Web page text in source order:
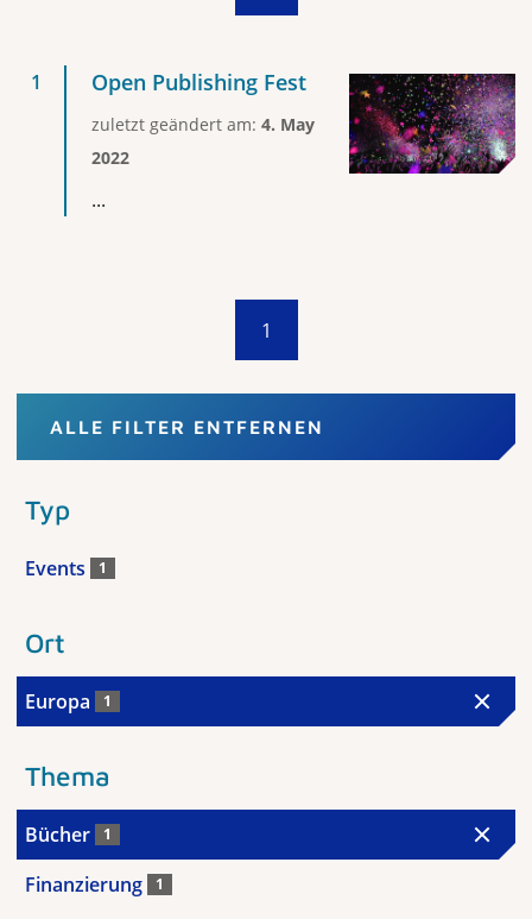
Open Publishing Fest
zuletzt geändert am: 4. May
2022
...
1
ALLE FILTER ENTFERNEN
Typ
Events 1
Ort
Europa 1
Thema
Bücher 1
Finanzierung 1